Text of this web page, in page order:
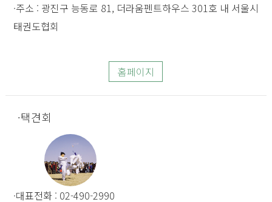
주소 : 광진구 능동로 81, 더라움펜트하우스 301호 내 서울시
태권도협회
홈페이지
택견회
대표전화 : 02-490-2990